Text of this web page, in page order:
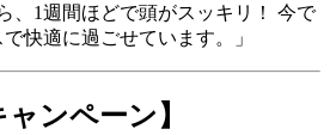
、1週間ほどで頭がスッキリ！ 今で
快適に過ごせています。」
ャンペーン】